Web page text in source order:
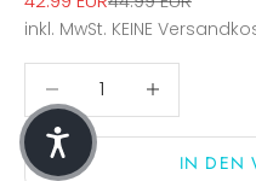
inkl. MwSt. KEINE
Anzahl verringern
IN DEN